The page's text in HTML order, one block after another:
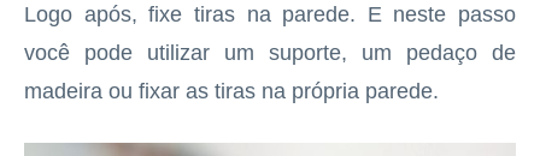
Logo após, fixe tiras na parede. E neste passo
você pode utilizar um suporte, um pedaço de
madeira ou fixar as tiras na própria parede.